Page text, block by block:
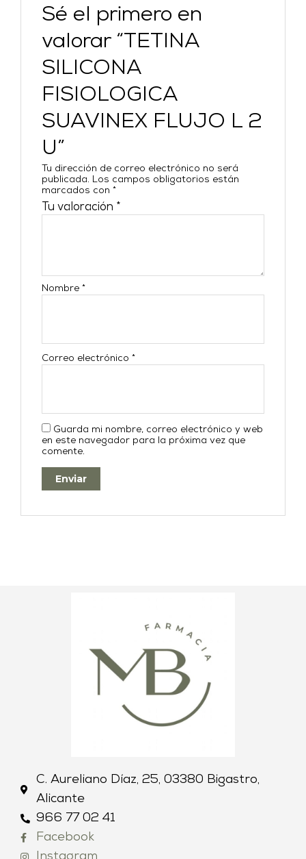
Sé el primero en
valorar “TETINA
SILICONA
FISIOLOGICA
SUAVINEX FLUJO L 2
U”
Tu dirección de correo electrónico no será
publicada. Los campos obligatorios están
marcados con*
Tu valoración *
Nombre*
Correo electrónico*
Guarda mi nombre, correo electrónico y web
en este navegador para la próxima vez que
comente.
C. Aureliano Díaz, 25, 03380 Bigastro,
Alicante
966 77 02 41
Facebook